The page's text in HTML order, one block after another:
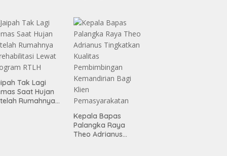
Aksi Donor
Bakti di Area Publik
Jelang HUT RI ke-81
Tak Lagi
Saat Hujan
Rumahnya
Kepala Bapas
Palangka Raya
Theo Adrianus